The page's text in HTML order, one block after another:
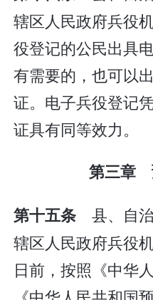
辖区人民政府兵役
役登记的公民出具
有需要的，也可以
证。电子兵役登记
证具有同等效力。
第三章
第十五条县、自
辖区人民政府兵役
日前，按照《中华